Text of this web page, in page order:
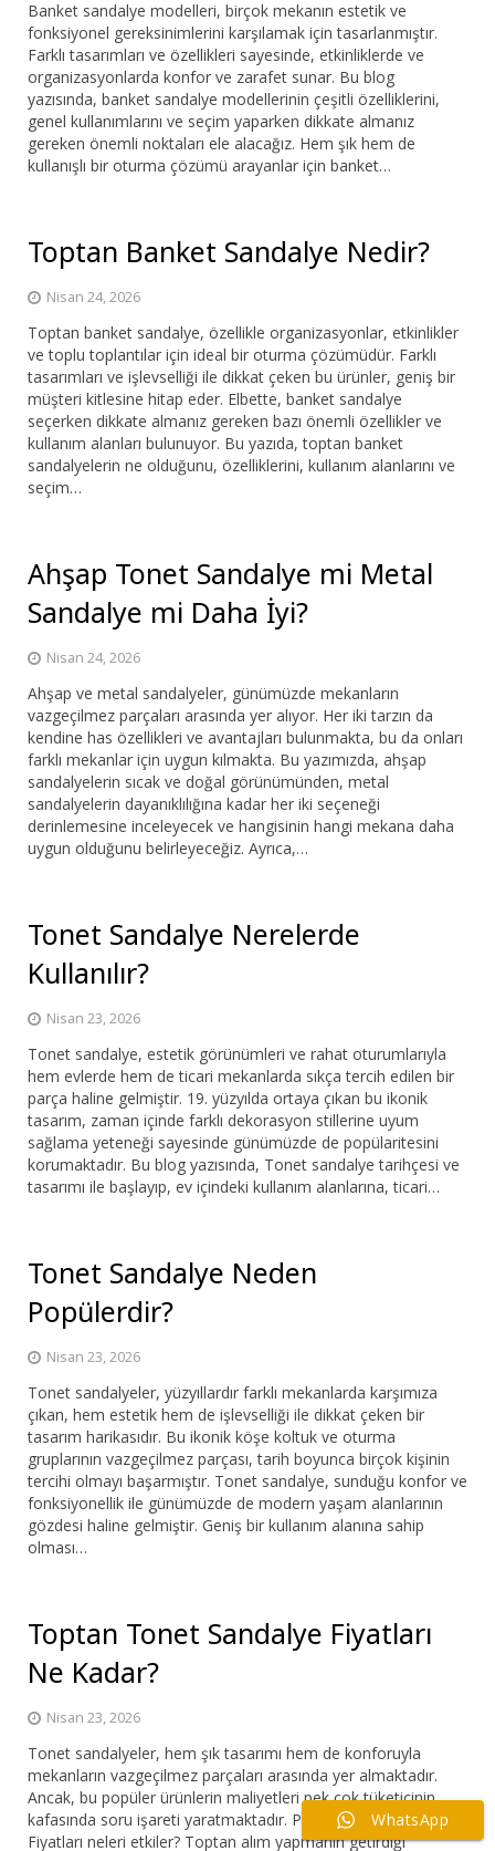
Banket sandalye modelleri, birçok mekanın estetik ve
fonksiyonel gereksinimlerini karşılamak için tasarlanmıştır.
Farklı tasarımları ve özellikleri sayesinde, etkinliklerde ve
organizasyonlarda konfor ve zarafet sunar. Bu blog
yazısında, banket sandalye modellerinin çeşitli özelliklerini,
genel kullanımlarını ve seçim yaparken dikkate almanız
gereken önemli noktaları ele alacağız. Hem şık hem de
kullanışlı bir oturma çözümü arayanlar için banket…
Toptan Banket Sandalye Nedir?
Nisan 24, 2026
Toptan banket sandalye, özellikle organizasyonlar, etkinlikler
ve toplu toplantılar için ideal bir oturma çözümüdür. Farklı
tasarımları ve işlevselliği ile dikkat çeken bu ürünler, geniş bir
müşteri kitlesine hitap eder. Elbette, banket sandalye
seçerken dikkate almanız gereken bazı önemli özellikler ve
kullanım alanları bulunuyor. Bu yazıda, toptan banket
sandalyelerin ne olduğunu, özelliklerini, kullanım alanlarını ve
seçim…
Ahşap Tonet Sandalye mi Metal
Sandalye mi Daha İyi?
Nisan 24, 2026
Ahşap ve metal sandalyeler, günümüzde mekanların
vazgeçilmez parçaları arasında yer alıyor. Her iki tarzın da
kendine has özellikleri ve avantajları bulunmakta, bu da onları
farklı mekanlar için uygun kılmakta. Bu yazımızda, ahşap
sandalyelerin sıcak ve doğal görünümünden, metal
sandalyelerin dayanıklılığına kadar her iki seçeneği
derinlemesine inceleyecek ve hangisinin hangi mekana daha
uygun olduğunu belirleyeceğiz. Ayrıca,…
Tonet Sandalye Nerelerde
Kullanılır?
Nisan 23, 2026
Tonet sandalye, estetik görünümleri ve rahat oturumlarıyla
hem evlerde hem de ticari mekanlarda sıkça tercih edilen bir
parça haline gelmiştir. 19. yüzyılda ortaya çıkan bu ikonik
tasarım, zaman içinde farklı dekorasyon stillerine uyum
sağlama yeteneği sayesinde günümüzde de popülaritesini
korumaktadır. Bu blog yazısında, Tonet sandalye tarihçesi ve
tasarımı ile başlayıp, ev içindeki kullanım alanlarına, ticari…
Tonet Sandalye Neden
Popülerdir?
Nisan 23, 2026
Tonet sandalyeler, yüzyıllardır farklı mekanlarda karşımıza
çıkan, hem estetik hem de işlevselliği ile dikkat çeken bir
tasarım harikasıdır. Bu ikonik köşe koltuk ve oturma
gruplarının vazgeçilmez parçası, tarih boyunca birçok kişinin
tercihi olmayı başarmıştır. Tonet sandalye, sunduğu konfor ve
fonksiyonellik ile günümüzde de modern yaşam alanlarının
gözdesi haline gelmiştir. Geniş bir kullanım alanına sahip
olması…
Toptan Tonet Sandalye Fiyatları
Ne Kadar?
Nisan 23, 2026
Tonet sandalyeler, hem şık tasarımı hem de konforuyla
mekanların vazgeçilmez parçaları arasında yer almaktadır.
Ancak, bu popüler ürünlerin maliyetleri pek çok tüketicinin
kafasında soru işareti yaratmaktadır. Peki, Tonet Sandalye
Fiyatları neleri etkiler? Toptan alım yapmanın getirdiği
WhatsApp